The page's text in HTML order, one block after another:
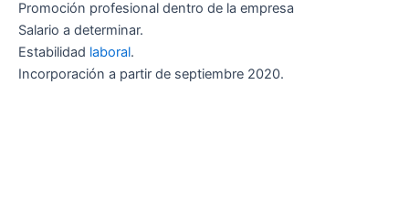
Promoción profesional dentro de la empresa
Salario a determinar.
Estabilidad laboral.
Incorporación a partir de septiembre 2020.